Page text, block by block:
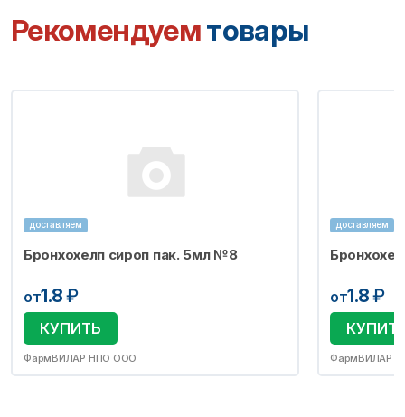
Рекомендуемтовары
доставляем
Бронхохелп сироп пак. 5мл №8
от1.8₽
КУПИТЬ
ФармВИЛАР НПО ООО
доставляем
от1.8₽
ФармВИЛАР